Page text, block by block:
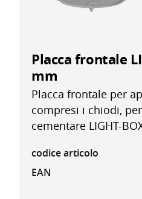
Placca frontale
mm
Placca frontale per
compresi i chiodi,
cementare LIGHT-
codice articolo
EAN